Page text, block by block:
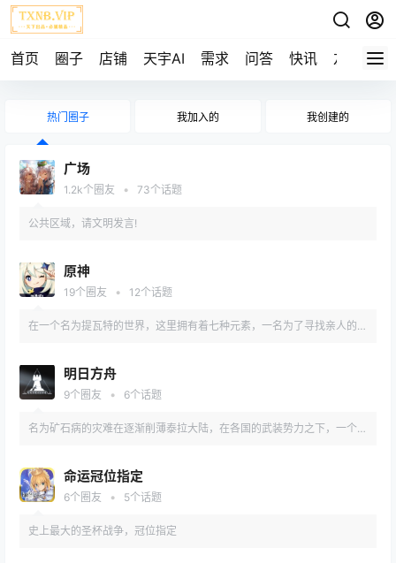
首页 圈子 店铺 天宇AI 需求 问答 快讯 友链
热门圈子 我加入的 我创建的
广场
1.2k个圈友 • 73个话题
公共区域，请文明发言!
原神
19个圈友 • 12个话题
在一个名为提瓦特的世界，这里拥有着七种元素，一名为了寻找亲人的旅
明日方舟
9个圈友 • 6个话题
名为矿石病的灾难在逐渐削薄泰拉大陆，在各国的武装势力之下，一个名
命运冠位指定
6个圈友 • 5个话题
史上最大的圣杯战争，冠位指定